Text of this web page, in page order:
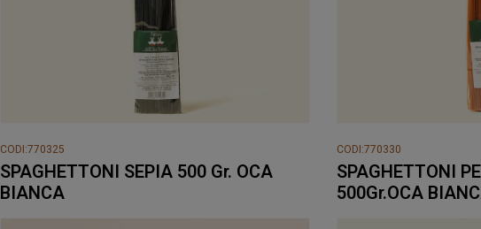
CODI:770325
SPAGHETTONI SEPIA 500 Gr. OCA
BIANCA
CODI:770330
SPAGHETTONI
500Gr.OCA